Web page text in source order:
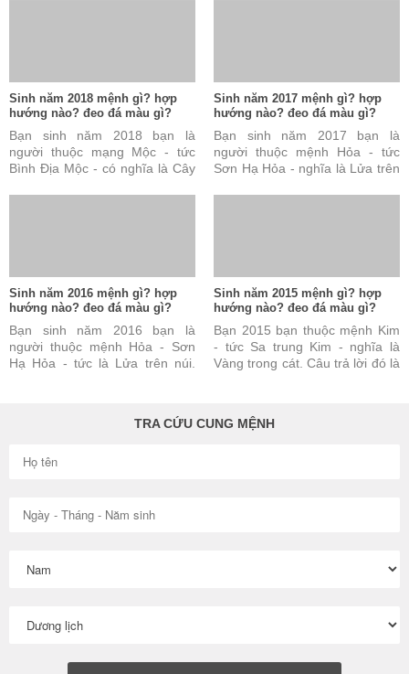
Sinh năm 2018 mệnh gì? hợp
hướng nào? đeo đá màu gì?
Bạn sinh năm 2018 bạn là
người thuộc mạng Mộc - tức
Bình Địa Mộc - có nghĩa là Cây
Sinh năm 2017 mệnh gì? hợp
hướng nào? đeo đá màu gì?
Bạn sinh năm 2017 bạn là
người thuộc mệnh Hỏa - tức
Sơn Hạ Hỏa - nghĩa là Lửa trên
Sinh năm 2016 mệnh gì? hợp
hướng nào? đeo đá màu gì?
Bạn sinh năm 2016 bạn là
người thuộc mệnh Hỏa - Sơn
Hạ Hỏa - tức là Lửa trên núi.
Sinh năm 2015 mệnh gì? hợp
hướng nào? đeo đá màu gì?
Bạn 2015 bạn thuộc mệnh Kim
- tức Sa trung Kim - nghĩa là
Vàng trong cát. Câu trả lời đó là
TRA CỨU CUNG MỆNH